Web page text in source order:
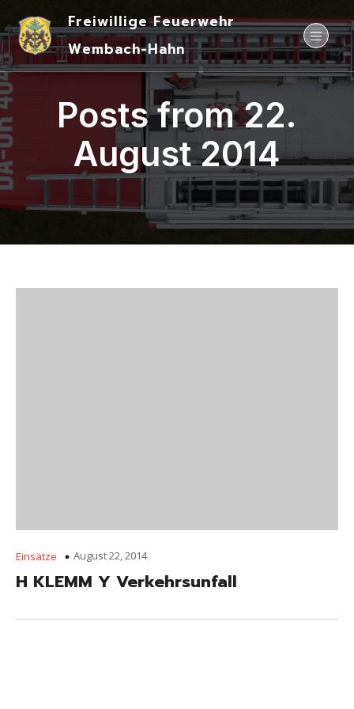
Freiwillige Feuerwehr
Wembach-Hahn
Posts from 22.
August 2014
Einsätze August 22, 2014
H KLEMM Y Verkehrsunfall